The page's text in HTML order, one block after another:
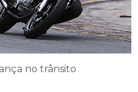
no trânsito